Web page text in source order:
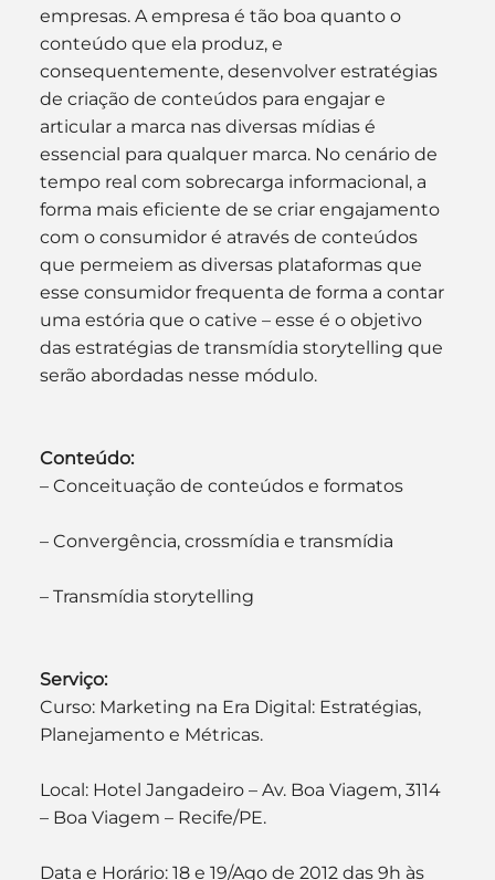
empresas. A empresa é tão boa quanto o
conteúdo que ela produz, e
consequentemente, desenvolver estratégias
de criação de conteúdos para engajar e
articular a marca nas diversas mídias é
essencial para qualquer marca. No cenário de
tempo real com sobrecarga informacional, a
forma mais eficiente de se criar engajamento
com o consumidor é através de conteúdos
que permeiem as diversas plataformas que
esse consumidor frequenta de forma a contar
uma estória que o cative – esse é o objetivo
das estratégias de transmídia storytelling que
serão abordadas nesse módulo.
Conteúdo:
– Conceituação de conteúdos e formatos
– Convergência, crossmídia e transmídia
– Transmídia storytelling
Serviço:
Curso: Marketing na Era Digital: Estratégias,
Planejamento e Métricas.
Local: Hotel Jangadeiro – Av. Boa Viagem, 3114
– Boa Viagem – Recife/PE.
Data e Horário: 18 e 19/Ago de 2012 das 9h às